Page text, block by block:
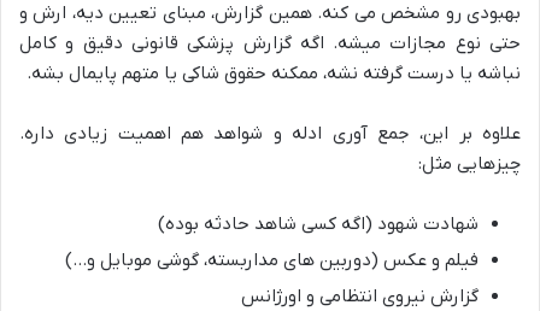
بهبودی رو مشخص می کنه. همین گزارش، مبنای تعیین دیه، ارش و
حتی نوع مجازات میشه. اگه گزارش پزشکی قانونی دقیق و کامل
نباشه یا درست گرفته نشه، ممکنه حقوق شاکی یا متهم پایمال بشه.
علاوه بر این، جمع آوری ادله و شواهد هم اهمیت زیادی داره.
چیزهایی مثل:
شهادت شهود (اگه کسی شاهد حادثه بوده)
فیلم و عکس (دوربین های مداربسته، گوشی موبایل و…)
گزارش نیروی انتظامی و اورژانس